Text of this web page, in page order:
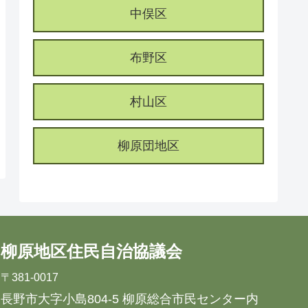
中俣区
布野区
村山区
柳原団地区
柳原地区住民自治協議会
〒381-0017
長野市大字小島804-5 柳原総合市民センター内